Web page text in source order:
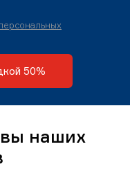
50%
наших